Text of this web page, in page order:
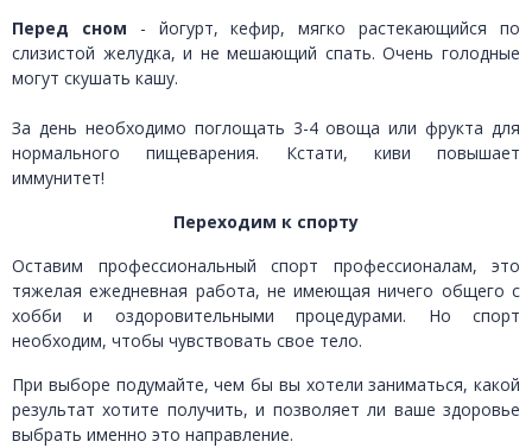
Перед сном - йогурт, кефир, мягко растекающийся по
слизистой желудка, и не мешающий спать. Очень голодные
могут скушать кашу.
За день необходимо поглощать 3-4 овоща или фрукта для
нормального пищеварения. Кстати, киви повышает
иммунитет!
Переходим к спорту
Оставим профессиональный спорт профессионалам, это
тяжелая ежедневная работа, не имеющая ничего общего с
хобби и оздоровительными процедурами. Но спорт
необходим, чтобы чувствовать свое тело.
При выборе подумайте, чем бы вы хотели заниматься, какой
результат хотите получить, и позволяет ли ваше здоровье
выбрать именно это направление.